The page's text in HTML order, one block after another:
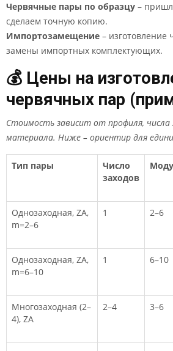
Червячные пары по образцу –
сделаем точную копию.
Импортозамещение – изготовление
замены импортных комплектующих.
💰 Цены на
червячных пар
Стоимость зависит от профиля, числа
материала. Ниже – ориентир для
Тип пары
Число
заходов
Однозаходная, ZA,
m=2–6
1 2–6
Однозаходная, ZA,
m=6–10
1 6–10
Многозаходная (2–
4), ZA
2–4 3–6